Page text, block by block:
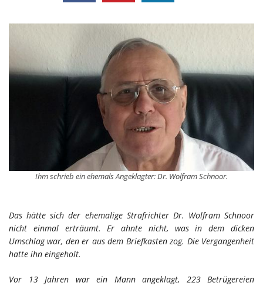
Ihm schrieb ein ehemals Angeklagter: Dr. Wolfram Schnoor.
Das hätte sich der ehemalige Strafrichter Dr. Wolfram Schnoor
nicht einmal erträumt. Er ahnte nicht, was in dem dicken
Umschlag war, den er aus dem Briefkasten zog. Die Vergangenheit
hatte ihn eingeholt.
Vor 13 Jahren war ein Mann angeklagt, 223 Betrügereien